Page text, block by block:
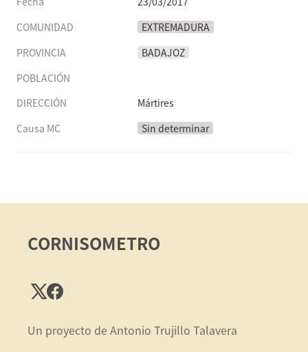
COMUNIDAD
EXTREMADURA
PROVINCIA
BADAJOZ
POBLACIÓN
DIRECCIÓN
Mártires
Causa MC
Sin determinar
CORNISOMETRO
Un proyecto de Antonio Trujillo Talavera